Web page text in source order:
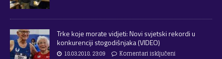
Trke koje morate vidjeti: Novi svjetski rekordi u
konkurenciji stogodišnjaka (VIDEO)
18.03.2018. 23:09 Komentari isključeni